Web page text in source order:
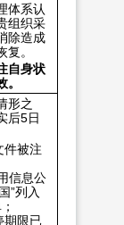
体系认
组织采
除造成
复。
自身状
形之
后5日
件被注
信息公
”列入
期限已